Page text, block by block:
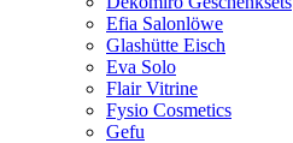
Efia Salonlöwe
Glashütte Eisch
Eva Solo
Flair Vitrine
Fysio Cosmetics
Gefu